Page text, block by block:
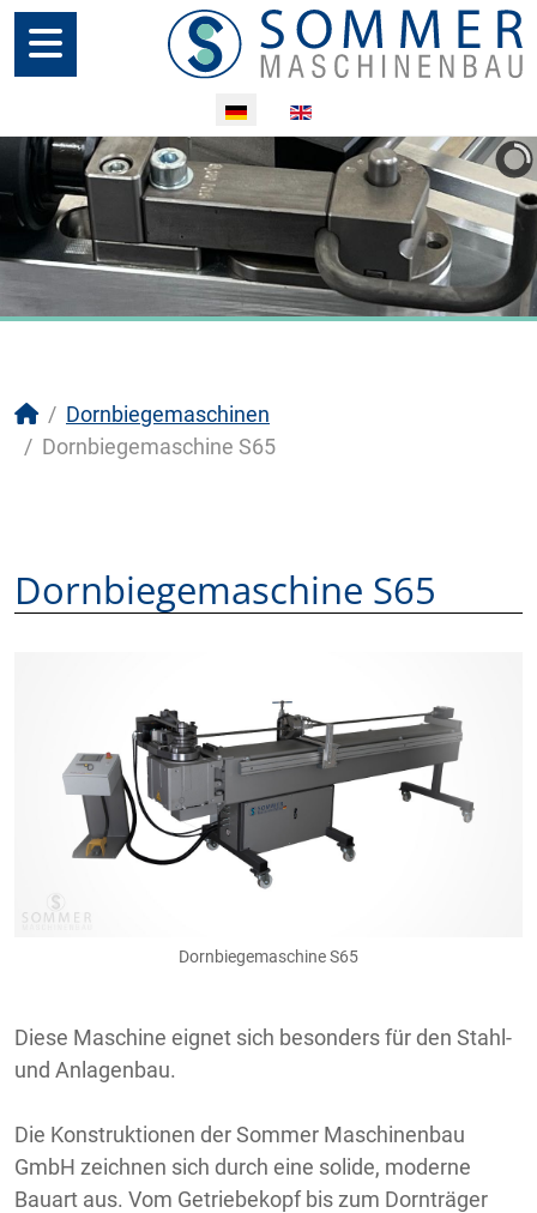
Dornbiegemaschinen
Dornbiegemaschine S65
Dornbiegemaschine S65
Dornbiegemaschine S65
Diese Maschine eignet sich besonders für den Stahl-
und Anlagenbau.
Die Konstruktionen der Sommer Maschinenbau
GmbH zeichnen sich durch eine solide, moderne
Bauart aus. Vom Getriebekopf bis zum Dornträger